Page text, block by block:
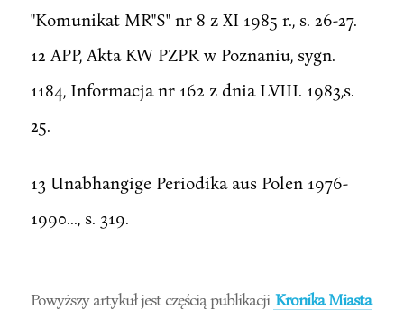
"Komunikat MR"S" nr 8 z XI 1985 r., s. 26-27.
12 APP, Akta KW PZPR w Poznaniu, sygn.
1184, Informacja nr 162 z dnia LVIII. 1983,s.
25.
13 Unabhangige Periodika aus Polen 1976-
1990..., s. 319.
Powyższy artykuł jest częścią publikacji Kronika Miasta